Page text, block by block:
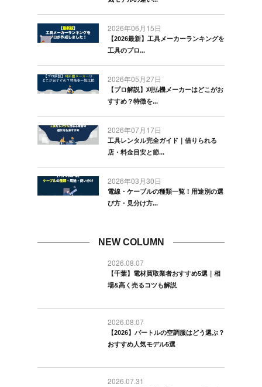
2026年06月15日
【2026最新】工具メーカーランキングを
工具のプロ...
2026年05月27日
【プロ解説】刈払機メーカーはどこがお
すすめ？特徴を...
2026年07月17日
工具レンタル完全ガイド｜借りられる
店・料金目安と節...
2026年03月30日
電線・ケーブルの種類一覧！用途別の選
び方・見分け方...
NEW COLUMN
2026.08.07
【千葉】電材買取業者おすすめ5選｜相
場&高く売るコツも解説
2026.08.07
【2026】バートルの空調服はどう選ぶ？
おすすめ人気モデル5選
2026.07.31